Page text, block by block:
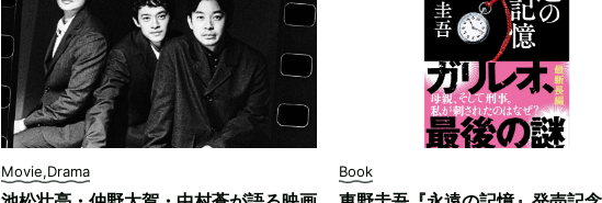
Movie,Drama Book